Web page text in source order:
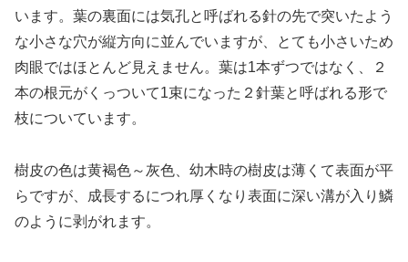
います。葉の裏面には気孔と呼ばれる針の先で突いたよう
な小さな穴が縦方向に並んでいますが、とても小さいため
肉眼ではほとんど見えません。葉は1本ずつではなく、２
本の根元がくっついて1束になった２針葉と呼ばれる形で
枝についています。
樹皮の色は黄褐色～灰色、幼木時の樹皮は薄くて表面が平
らですが、成長するにつれ厚くなり表面に深い溝が入り鱗
のように剥がれます。